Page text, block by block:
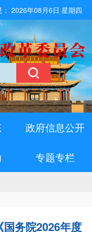
：2026年08月6日 星期四
政府信息公开
专题专栏
务院2026年度